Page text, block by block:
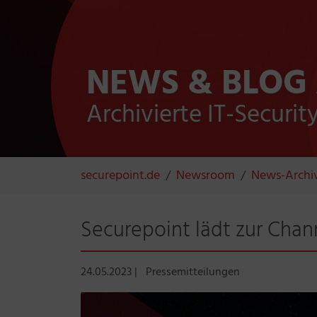
NEWS &
Archivierte IT-
securepoint.de Newsroom News-
Securepoint lädt zur
24.05.2023| Pressemitteilungen